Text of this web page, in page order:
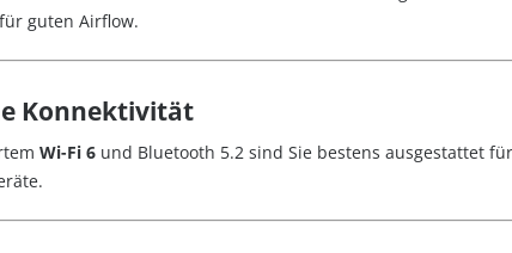
guten Airflow.
Konnektivität
Wi-Fi 6 und Bluetooth 5.2 sind Sie bestens ausgestattet